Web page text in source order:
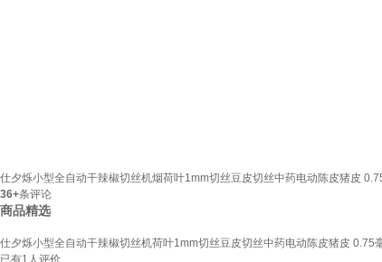
仕夕烁小型全自动干辣椒切丝机烟荷叶1mm切丝豆皮切丝中药电动陈皮猪皮
36+条评论
商品精选
仕夕烁小型全自动干辣椒切丝机荷叶1mm切丝豆皮切丝中药电动陈皮猪皮 0.75
已有1 人评价